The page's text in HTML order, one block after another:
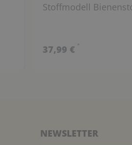
Stoffmodell
37,99 € *
NEWSLETTER